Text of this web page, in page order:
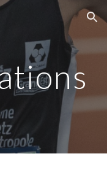
Skip to navigation